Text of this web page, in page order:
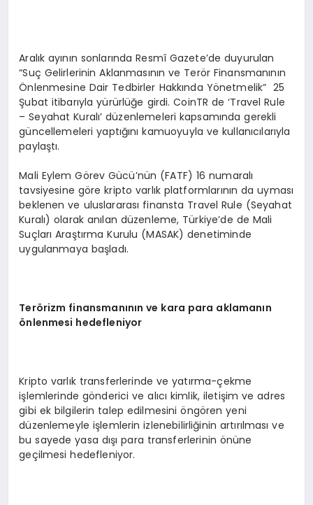
Aralık ayının sonlarında Resmî Gazete’de duyurulan
“Suç Gelirlerinin Aklanmasının ve Terör Finansmanının
Önlenmesine Dair Tedbirler Hakkında Yönetmelik” 25
Şubat itibarıyla yürürlüğe girdi. CoinTR de ‘Travel Rule
– Seyahat Kuralı’ düzenlemeleri kapsamında gerekli
güncellemeleri yaptığını kamuoyuyla ve kullanıcılarıyla
paylaştı.
Mali Eylem Görev Gücü’nün (FATF) 16 numaralı
tavsiyesine göre kripto varlık platformlarının da uyması
beklenen ve uluslararası finansta Travel Rule (Seyahat
Kuralı) olarak anılan düzenleme, Türkiye’de de Mali
Suçları Araştırma Kurulu (MASAK) denetiminde
uygulanmaya başladı.
Terörizm finansmanının ve kara para aklamanın
önlenmesi hedefleniyor
Kripto varlık transferlerinde ve yatırma-çekme
işlemlerinde gönderici ve alıcı kimlik, iletişim ve adres
gibi ek bilgilerin talep edilmesini öngören yeni
düzenlemeyle işlemlerin izlenebilirliğinin artırılması ve
bu sayede yasa dışı para transferlerinin önüne
geçilmesi hedefleniyor.